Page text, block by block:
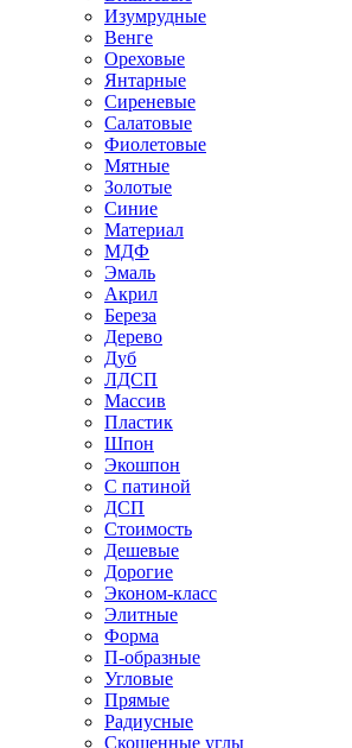
Изумрудные
Венге
Ореховые
Янтарные
Сиреневые
Салатовые
Фиолетовые
Мятные
Золотые
Синие
Материал
МДФ
Эмаль
Акрил
Береза
Дерево
Дуб
ЛДСП
Массив
Пластик
Шпон
Экошпон
С патиной
ДСП
Стоимость
Дешевые
Дорогие
Эконом-класс
Элитные
Форма
П-образные
Угловые
Прямые
Радиусные
Скошенные углы